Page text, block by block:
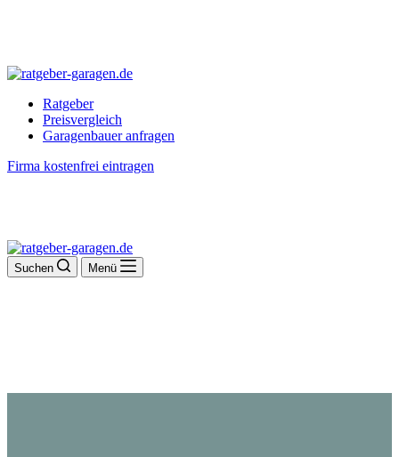
Ratgeber
Preisvergleich
Garagenbauer anfragen
Firma kostenfrei eintragen
Suchen Menü